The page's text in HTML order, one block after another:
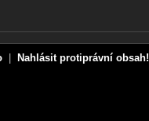
Nahlásit protiprávní obsah!